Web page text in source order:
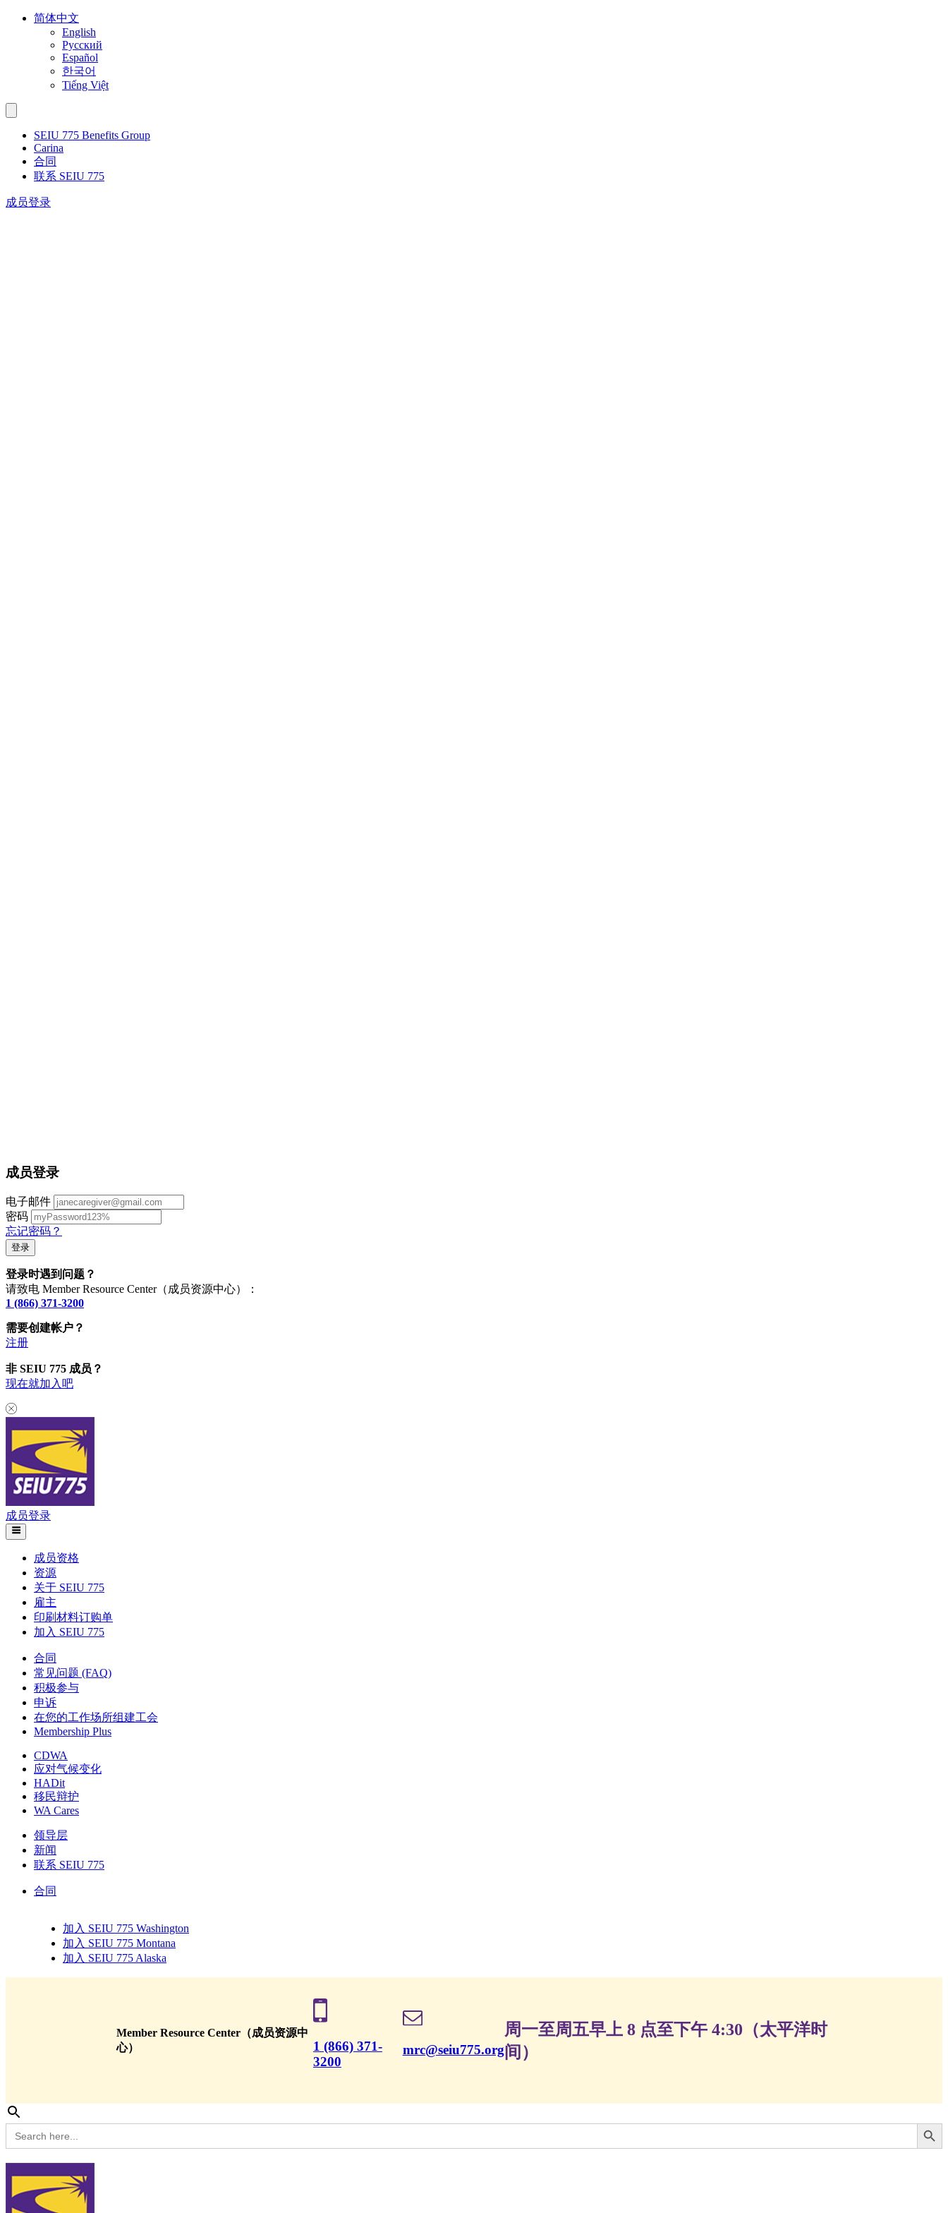
Skip
简体中文
English
Русский
Español
한국어
Tiếng Việt
SEIU 775 Benefits Group
Carina
合同
联系 SEIU 775
成员登录
成员登录
电子邮件
密码
忘记密码？
登录时遇到问题？
请致电 Member Resource Center（成员资源中心）：
1 (866) 371-3200
需要创建帐户？
注册
非 SEIU 775 成员？
现在就加入吧
成员登录
成员资格
资源
关于 SEIU 775
雇主
印刷材料订购单
加入 SEIU 775
合同
常见问题 (FAQ)
积极参与
申诉
在您的工作场所组建工会
Membership Plus
CDWA
应对气候变化
HADit
移民辩护
WA Cares
领导层
新闻
联系 SEIU 775
合同
加入 SEIU 775 Washington
加入 SEIU 775 Montana
加入 SEIU 775 Alaska
Member Resource Center（成员资源中
心）
1 (866) 371-
3200
mrc@seiu775.org
周一至周五早上 8 点至下午 4:30（太平洋时
间）
for:
搜索按钮